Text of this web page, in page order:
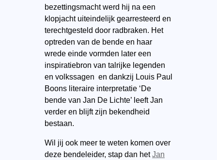
bezettingsmacht werd hij na een
klopjacht uiteindelijk gearresteerd en
terechtgesteld door radbraken. Het
optreden van de bende en haar
wrede einde vormden later een
inspiratiebron van talrijke legenden
en volkssagen en dankzij Louis Paul
Boons literaire interpretatie ‘De
bende van Jan De Lichte’ leeft Jan
verder en blijft zijn bekendheid
bestaan.
Wil jij ook meer te weten komen over
deze bendeleider, stap dan hetJan